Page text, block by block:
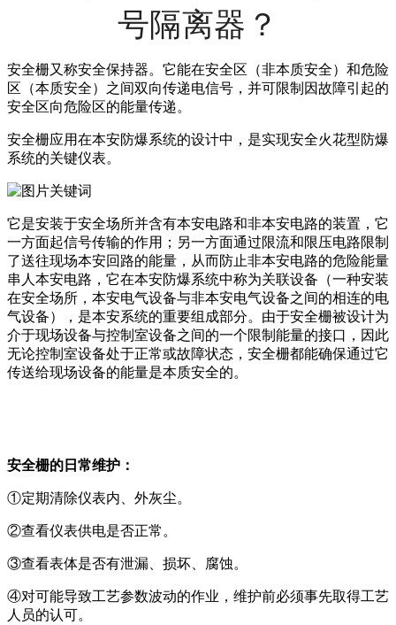
号隔离器？
安全栅又称安全保持器。它能在安全区（非本质安全）和危险
区（本质安全）之间双向传递电信号，并可限制因故障引起的
安全区向危险区的能量传递。
安全栅应用在本安防爆系统的设计中，是实现安全火花型防爆
系统的关键仪表。
它是安装于安全场所并含有本安电路和非本安电路的装置，它
一方面起信号传输的作用；另一方面通过限流和限压电路限制
了送往现场本安回路的能量，从而防止非本安电路的危险能量
串人本安电路，它在本安防爆系统中称为关联设备（一种安装
在安全场所，本安电气设备与非本安电气设备之间的相连的电
气设备），是本安系统的重要组成部分。由于安全栅被设计为
介于现场设备与控制室设备之间的一个限制能量的接口，因此
无论控制室设备处于正常或故障状态，安全栅都能确保通过它
传送给现场设备的能量是本质安全的。
安全栅的日常维护：
①定期清除仪表内、外灰尘。
②查看仪表供电是否正常。
③查看表体是否有泄漏、损坏、腐蚀。
④对可能导致工艺参数波动的作业，维护前必须事先取得工艺
人员的认可。